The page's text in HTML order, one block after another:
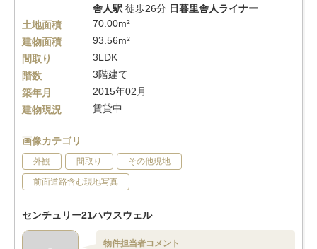
舎人駅 徒歩26分 日暮里舎人ライナー
土地面積
70.00m²
建物面積
93.56m²
間取り
3LDK
階数
3階建て
築年月
2015年02月
建物現況
賃貸中
画像カテゴリ
外観 間取り その他現地
前面道路含む現地写真
センチュリー21ハウスウェル
物件担当者コメント